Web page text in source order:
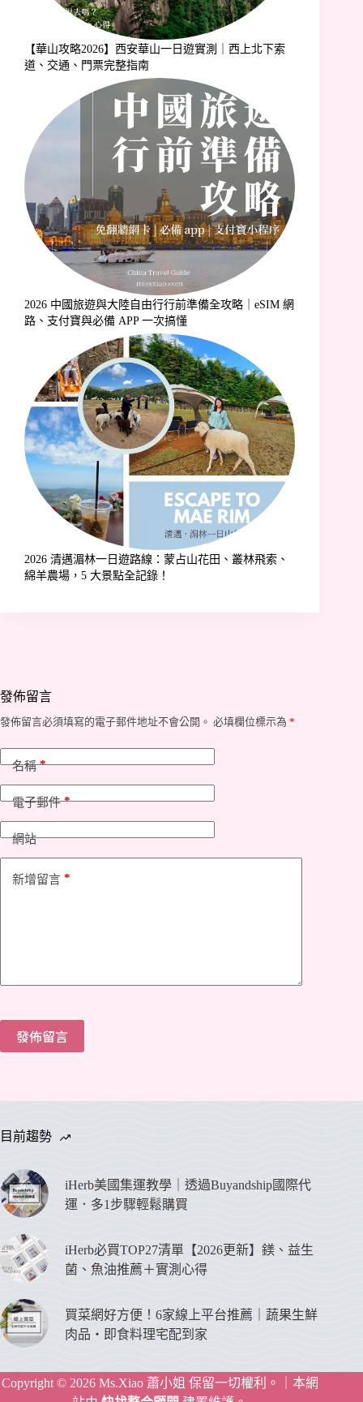
【華山攻略2026】西安華山一日遊實測｜西上北下索
道、交通、門票完整指南
2026 中國旅遊與大陸自由行行前準備全攻略｜eSIM 網
路、支付寶與必備 APP 一次搞懂
2026 清邁湄林一日遊路線：蒙占山花田、叢林飛索、
綿羊農場，5 大景點全記錄！
發佈留言
發佈留言必須填寫的電子郵件地址不會公開。 必填欄位標示為 *
名稱*
電子郵件*
網站
新增留言 *
發佈留言
目前趨勢
iHerb美國集運教學｜透過Buyandship國際代
運．多1步驟輕鬆購買
iHerb必買TOP27清單【2026更新】鎂、益生
菌、魚油推薦＋實測心得
買菜網好方便！6家線上平台推薦｜蔬果生鮮
肉品‧即食料理宅配到家
Copyright © 2026 Ms.Xiao 蕭小姐 保留一切權利。｜本網